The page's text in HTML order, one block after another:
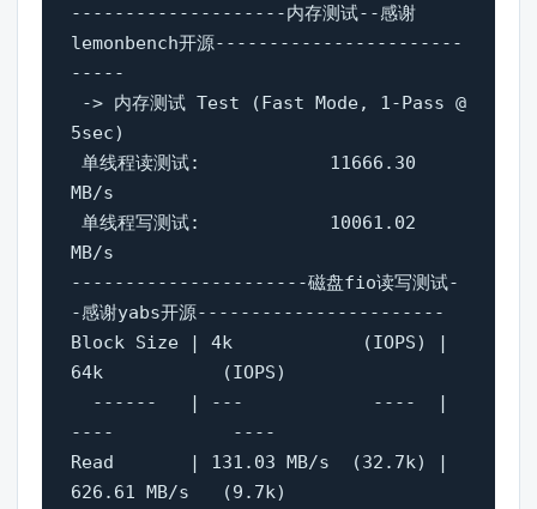
--------------------内存测试--感谢
lemonbench开源-----------------------
-----
5sec)
MB/s
MB/s
----------------------磁盘fio读写测试-
-感谢yabs开源-----------------------
Block Size | 4k            (IOPS) |
64k           (IOPS)
----           ----
Read       | 131.03 MB/s  (32.7k) |
626.61 MB/s   (9.7k)